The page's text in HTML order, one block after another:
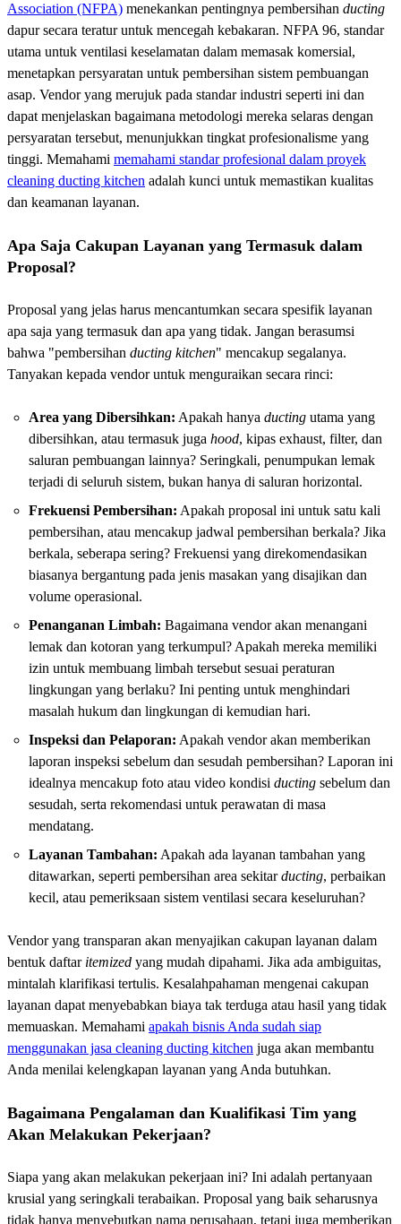
Association (NFPA) menekankan pentingnya pembersihan ducting
dapur secara teratur untuk mencegah kebakaran. NFPA 96, standar
utama untuk ventilasi keselamatan dalam memasak komersial,
menetapkan persyaratan untuk pembersihan sistem pembuangan
asap. Vendor yang merujuk pada standar industri seperti ini dan
dapat menjelaskan bagaimana metodologi mereka selaras dengan
persyaratan tersebut, menunjukkan tingkat profesionalisme yang
tinggi. Memahami memahami standar profesional dalam proyek
cleaning ducting kitchen adalah kunci untuk memastikan kualitas
dan keamanan layanan.
Apa Saja Cakupan Layanan yang Termasuk dalam
Proposal?
Proposal yang jelas harus mencantumkan secara spesifik layanan
apa saja yang termasuk dan apa yang tidak. Jangan berasumsi
bahwa "pembersihan ducting kitchen" mencakup segalanya.
Tanyakan kepada vendor untuk menguraikan secara rinci:
Area yang Dibersihkan: Apakah hanya ducting utama yang
dibersihkan, atau termasuk juga hood, kipas exhaust, filter, dan
saluran pembuangan lainnya? Seringkali, penumpukan lemak
terjadi di seluruh sistem, bukan hanya di saluran horizontal.
Frekuensi Pembersihan: Apakah proposal ini untuk satu kali
pembersihan, atau mencakup jadwal pembersihan berkala? Jika
berkala, seberapa sering? Frekuensi yang direkomendasikan
biasanya bergantung pada jenis masakan yang disajikan dan
volume operasional.
Penanganan Limbah: Bagaimana vendor akan menangani
lemak dan kotoran yang terkumpul? Apakah mereka memiliki
izin untuk membuang limbah tersebut sesuai peraturan
lingkungan yang berlaku? Ini penting untuk menghindari
masalah hukum dan lingkungan di kemudian hari.
Inspeksi dan Pelaporan: Apakah vendor akan memberikan
laporan inspeksi sebelum dan sesudah pembersihan? Laporan ini
idealnya mencakup foto atau video kondisi ducting sebelum dan
sesudah, serta rekomendasi untuk perawatan di masa
mendatang.
Layanan Tambahan: Apakah ada layanan tambahan yang
ditawarkan, seperti pembersihan area sekitarducting, perbaikan
kecil, atau pemeriksaan sistem ventilasi secara keseluruhan?
Vendor yang transparan akan menyajikan cakupan layanan dalam
bentuk daftar itemized yang mudah dipahami. Jika ada ambiguitas,
mintalah klarifikasi tertulis. Kesalahpahaman mengenai cakupan
layanan dapat menyebabkan biaya tak terduga atau hasil yang tidak
memuaskan. Memahami apakah bisnis Anda sudah siap
menggunakan jasa cleaning ducting kitchen juga akan membantu
Anda menilai kelengkapan layanan yang Anda butuhkan.
Bagaimana Pengalaman dan Kualifikasi Tim yang
Akan Melakukan Pekerjaan?
Siapa yang akan melakukan pekerjaan ini? Ini adalah pertanyaan
krusial yang seringkali terabaikan. Proposal yang baik seharusnya
tidak hanya menyebutkan nama perusahaan, tetapi juga memberikan